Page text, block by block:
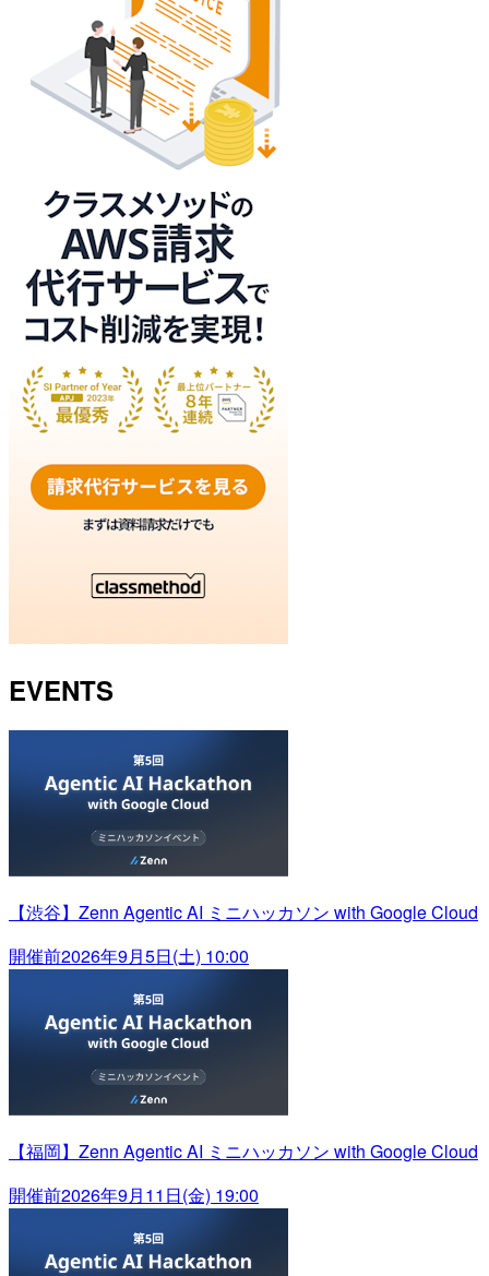
EVENTS
【渋谷】Zenn Agentic AI ミニハッカソン with Google Cloud
開催前2026年9月5日(土) 10:00
【福岡】Zenn Agentic AI ミニハッカソン with Google Cloud
開催前2026年9月11日(金) 19:00